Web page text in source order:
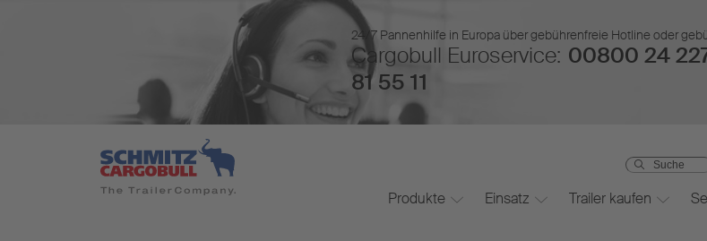
24/7 Pannenhilfe in Europa über gebührenfreie Hotline oder
Cargobull Euroservice: 00800 24
81 55 11
Produkte Einsatz Trailer kaufen